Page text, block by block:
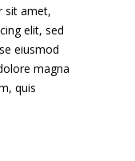
sit amet,
elit, sed
eiusmod
magna
quis